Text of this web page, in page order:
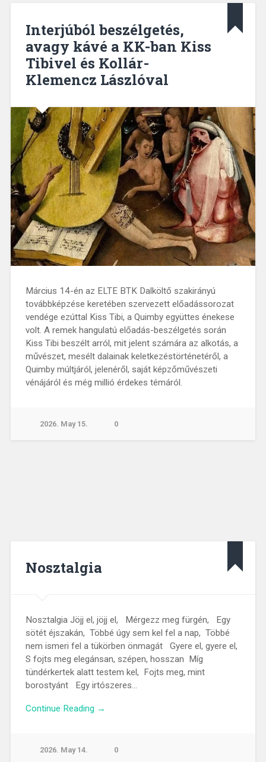
Interjúból beszélgetés,
avagy kávé a KK-ban Kiss
Tibivel és Kollár-
Klemencz Lászlóval
Március 14-én az ELTE BTK Dalköltő szakirányú
továbbképzése keretében szervezett előadássorozat
vendége ezúttal Kiss Tibi, a Quimby együttes énekese
volt. A remek hangulatú előadás-beszélgetés során
Kiss Tibi beszélt arról, mit jelent számára az alkotás, a
művészet, mesélt dalainak keletkezéstörténetéről, a
Quimby múltjáról, jelenéről, saját képzőművészeti
vénájáról és még millió érdekes témáról.
2026. May 15. 0
Nosztalgia
Nosztalgia Jöjj el, jöjj el, Mérgezz meg fürgén, Egy
sötét éjszakán, Többé úgy sem kel fel a nap, Többé
nem ismeri fel a tükörben önmagát Gyere el, gyere el,
S fojts meg elegánsan, szépen, hosszan Míg
tündérkertek alatt testem kel, Fojts meg, mint
borostyánt Egy irtószeres…
Continue Reading →
2026. May 14. 0